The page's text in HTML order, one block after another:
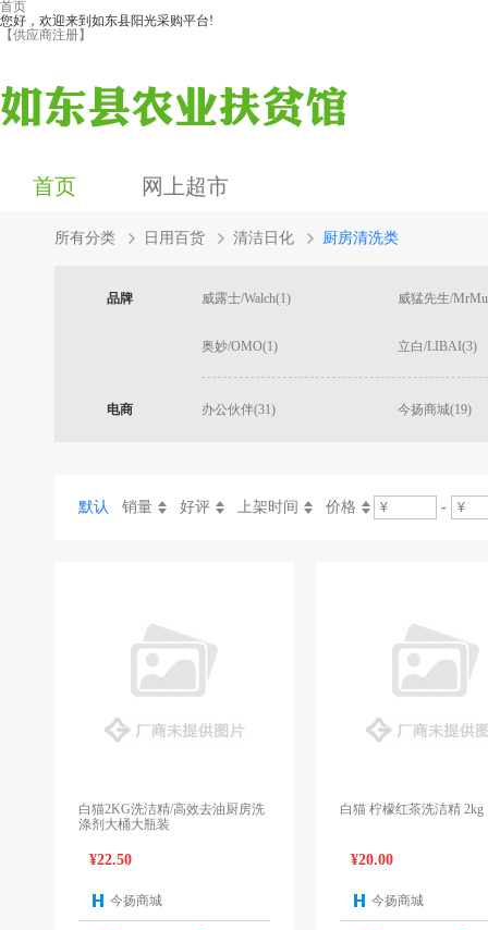
首页
您好，欢迎来到如东县阳光采购平台!
【供应商注册】
首页 网上超市
所有分类 日用百货 清洁日化 厨房清洗类
品牌 威露士/Walch(1) 威猛先生/
奥妙/OMO(1) 立白/LIBAI(3)
电商 办公伙伴(31) 今扬商城(19)
默认 销量 好评 上架时间 价格 -
白猫2KG洗洁精/高效去油厨房洗
涤剂大桶大瓶装
¥22.50
今扬商城
白猫 柠檬红茶洗洁精 2kg
¥20.00
今扬商城